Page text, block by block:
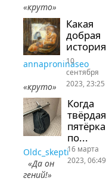
«круто»
Какая
добрая
история
annaproninaseo
«круто»
10
сентября
2023, 23:25
Когда
твёрдая
пятёрка
по...
Oldc_skepti
«Да он
гений!»
16 марта
2023, 06:49